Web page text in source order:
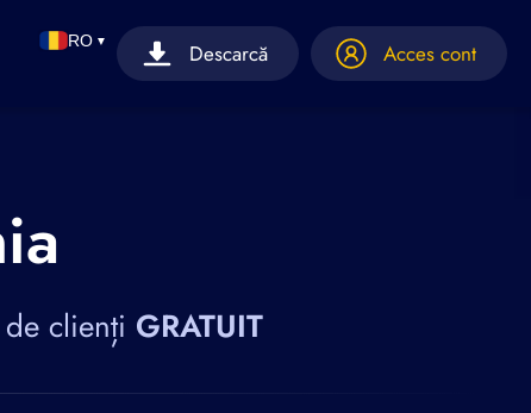
RO ▼ Descarcă Acces cont
clienți GRATUIT